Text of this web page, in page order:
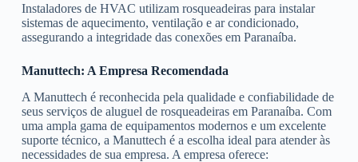
Instaladores de HVAC utilizam rosqueadeiras para instalar
sistemas de aquecimento, ventilação e ar condicionado,
assegurando a integridade das conexões em Paranaíba.
Manuttech: A Empresa Recomendada
A Manuttech é reconhecida pela qualidade e confiabilidade de
seus serviços de aluguel de rosqueadeiras em Paranaíba. Com
uma ampla gama de equipamentos modernos e um excelente
suporte técnico, a Manuttech é a escolha ideal para atender às
necessidades de sua empresa. A empresa oferece: